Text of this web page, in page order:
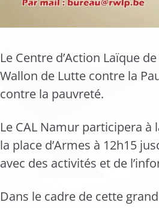
Le Centre d’Action Laïque
Wallon de Lutte contre la
contre la pauvreté.
Le CAL Namur participera
la place d’Armes à 12h15
avec des activités et de
Dans le cadre de cette